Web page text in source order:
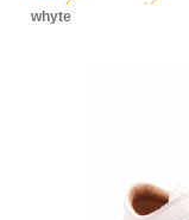
whyte